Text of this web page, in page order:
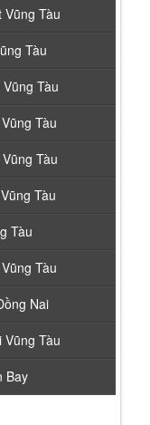
Vũng Tàu
Tàu
Tàu
Tàu
Tàu
Tàu
Tàu
Tàu
Nai
Tàu
Bay